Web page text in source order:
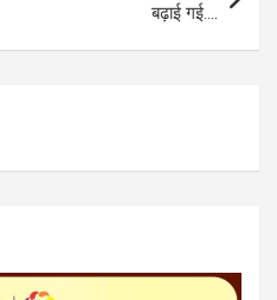
बढ़ाई गई….